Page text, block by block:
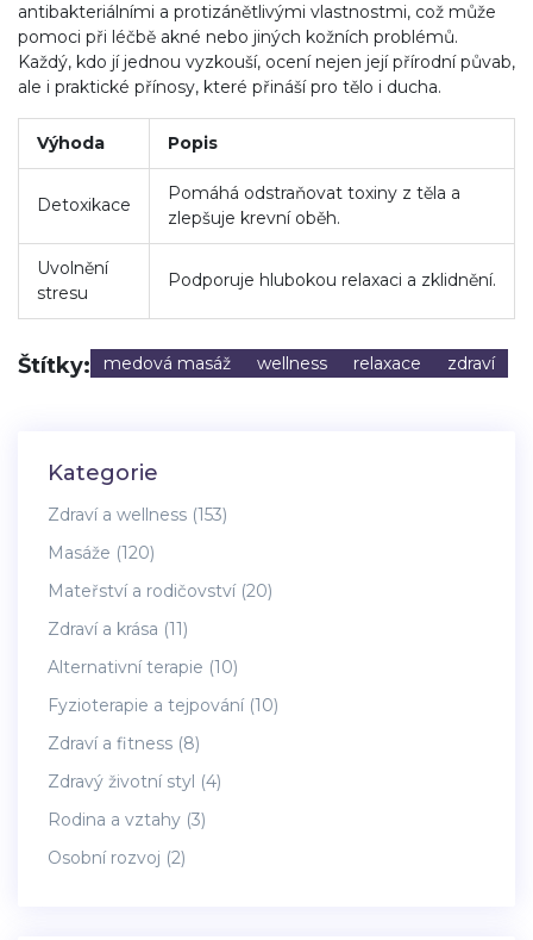
antibakteriálními a protizánětlivými vlastnostmi, což může
pomoci při léčbě akné nebo jiných kožních problémů.
Každý, kdo jí jednou vyzkouší, ocení nejen její přírodní půvab,
ale i praktické přínosy, které přináší pro tělo i ducha.
Výhoda Popis
Detoxikace
Pomáhá odstraňovat toxiny z těla a
zlepšuje krevní oběh.
Uvolnění
stresu
Podporuje hlubokou relaxaci a zklidnění.
Štítky: medová masáž wellness relaxace zdraví
Kategorie
Zdraví a wellness (153)
Masáže (120)
Mateřství a rodičovství (20)
Zdraví a krása (11)
Alternativní terapie (10)
Fyzioterapie a tejpování (10)
Zdraví a fitness (8)
Zdravý životní styl (4)
Rodina a vztahy (3)
Osobní rozvoj (2)